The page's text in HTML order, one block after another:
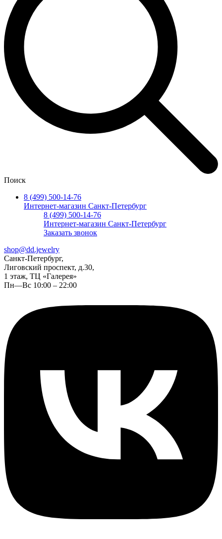
Поиск
8 (499) 500-14-76
Интернет-магазин Санкт-Петербург
8 (499) 500-14-76
Интернет-магазин Санкт-Петербург
Заказать звонок
shop@dd.jewelry
Санкт-Петербург,
Лиговский проспект, д.30,
1 этаж, ТЦ «Галерея»
Пн—Вс 10:00 – 22:00